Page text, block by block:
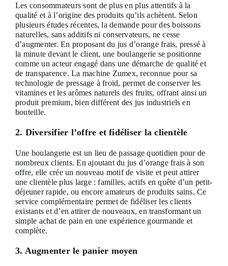
Les consommateurs sont de plus en plus attentifs à la
qualité et à l’origine des produits qu’ils achètent. Selon
plusieurs études récentes, la demande pour des boissons
naturelles, sans additifs ni conservateurs, ne cesse
d’augmenter. En proposant du jus d’orange frais, pressé à
la minute devant le client, une boulangerie se positionne
comme un acteur engagé dans une démarche de qualité et
de transparence. La machine Zumex, reconnue pour sa
technologie de pressage à froid, permet de conserver les
vitamines et les arômes naturels des fruits, offrant ainsi un
produit premium, bien différent des jus industriels en
bouteille.
2. Diversifier l’offre et fidéliser la clientèle
Une boulangerie est un lieu de passage quotidien pour de
nombreux clients. En ajoutant du jus d’orange frais à son
offre, elle crée un nouveau motif de visite et peut attirer
une clientèle plus large : familles, actifs en quête d’un petit-
déjeuner rapide, ou encore amateurs de produits sains. Ce
service complémentaire permet de fidéliser les clients
existants et d’en attirer de nouveaux, en transformant un
simple achat de pain en une expérience gourmande et
complète.
3. Augmenter le panier moyen